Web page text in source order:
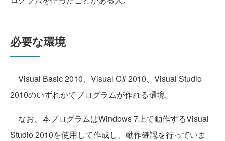
必要な環境
Visual Basic 2010、Visual C# 2010、Visual Studio
2010のいずれかでプログラムが作れる環境。
なお、本プログラムはWindows 7上で動作するVisual
Studio 2010を使用して作成し、動作確認を行っていま